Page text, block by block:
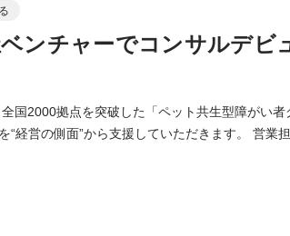
ンチャーでコンサルデビ
”から支援していただきます。 営業担当からオーナ
調達支援や収支管理/新規事業提案などの経営に